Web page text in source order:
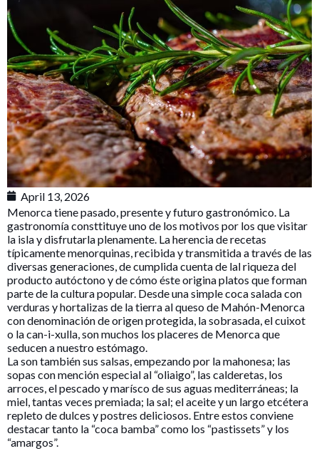
April 13, 2026
Menorca tiene pasado, presente y futuro gastronómico. La
gastronomía consttituye uno de los motivos por los que visitar
la isla y disfrutarla plenamente. La herencia de recetas
típicamente menorquinas, recibida y transmitida a través de las
diversas generaciones, de cumplida cuenta de lal riqueza del
producto autóctono y de cómo éste origina platos que forman
parte de la cultura popular. Desde una simple coca salada con
verduras y hortalizas de la tierra al queso de Mahón-Menorca
con denominación de origen protegida, la sobrasada, el cuixot
o la can-i-xulla, son muchos los placeres de Menorca que
seducen a nuestro estómago.
La son también sus salsas, empezando por la mahonesa; las
sopas con mención especial al “oliaigo”, las calderetas, los
arroces, el pescado y marísco de sus aguas mediterráneas; la
miel, tantas veces premiada; la sal; el aceite y un largo etcétera
repleto de dulces y postres deliciosos. Entre estos conviene
destacar tanto la “coca bamba” como los “pastissets” y los
“amargos”.